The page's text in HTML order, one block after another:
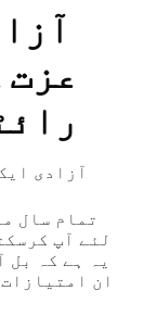
آزادی
تمام سال
لئے آپ
یہ ہے کہ بل
ان